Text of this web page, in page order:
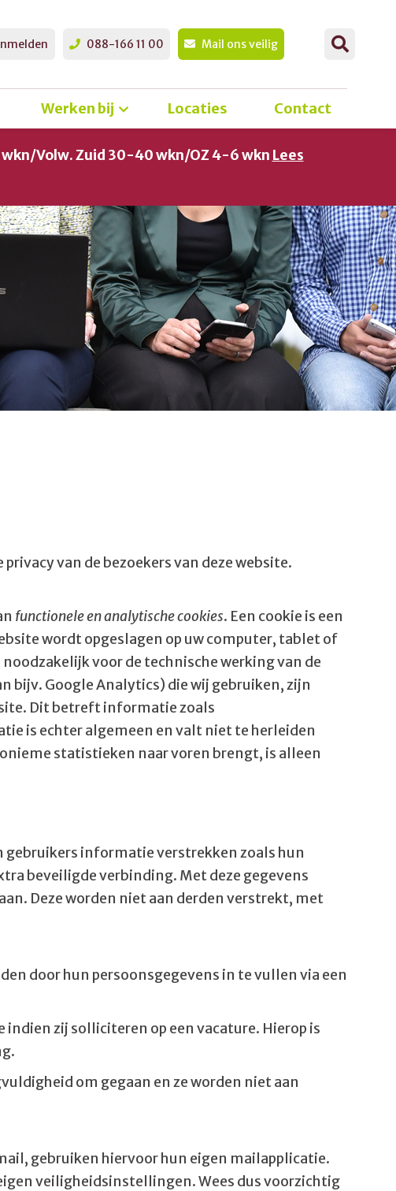
Mail ons veilig
088-166 11 00
Werken bij Locaties Contact
Volw. Zuid 30-40 wkn/OZ 4-6 wkn Lees
van de bezoekers van deze website.
functionele en analytische cookies. Een cookie is een
wordt opgeslagen op uw computer, tablet of
voor de technische werking van de
bijv. Google Analytics) die wij gebruiken, zijn
Dit betreft informatie zoals
is echter algemeen en valt niet te herleiden
statistieken naar voren brengt, is alleen
gebruikers informatie verstrekken zoals hun
beveiligde verbinding. Met deze gegevens
Deze worden niet aan derden verstrekt, met
door hun persoonsgegevens in te vullen via een
zij solliciteren op een vacature. Hierop is
om gegaan en ze worden niet aan
gebruiken hiervoor hun eigen mailapplicatie.
veiligheidsinstellingen. Wees dus voorzichtig